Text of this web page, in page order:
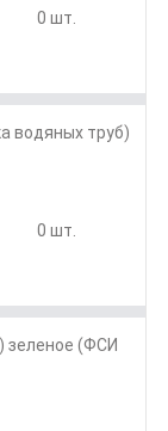
0 шт.
водяных труб)
0 шт.
зеленое (ФСИ